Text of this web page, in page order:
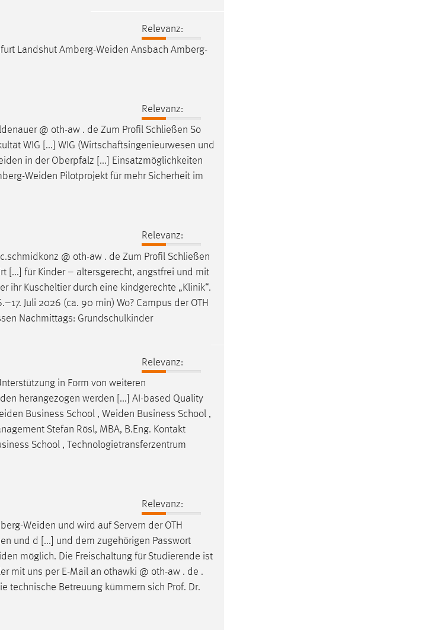
Relevanz:
Landshut Amberg-Weiden Ansbach Amberg-
Relevanz:
@ oth-aw . de Zum Profil Schließen So
WIG [...] WIG (Wirtschaftsingenieurwesen und
in der Oberpfalz [...] Einsatzmöglichkeiten
Weiden Pilotprojekt für mehr Sicherheit im
Relevanz:
@ oth-aw . de Zum Profil Schließen
[...] für Kinder – altersgerecht, angstfrei und mit
ihr Kuscheltier durch eine kindgerechte „Klinik“.
Juli 2026 (ca. 90 min) Wo? Campus der OTH
Nachmittags: Grundschulkinder
Relevanz:
in Form von weiteren
herangezogen werden [...] AI-based Quality
Business School , Weiden Business School ,
Stefan Rösl, MBA, B.Eng. Kontakt
School , Technologietransferzentrum
Relevanz:
Weiden und wird auf Servern der OTH
und d [...] und dem zugehörigen Passwort
möglich. Die Freischaltung für Studierende ist
mit uns per E-Mail an othawki @ oth-aw . de .
technische Betreuung kümmern sich Prof. Dr.